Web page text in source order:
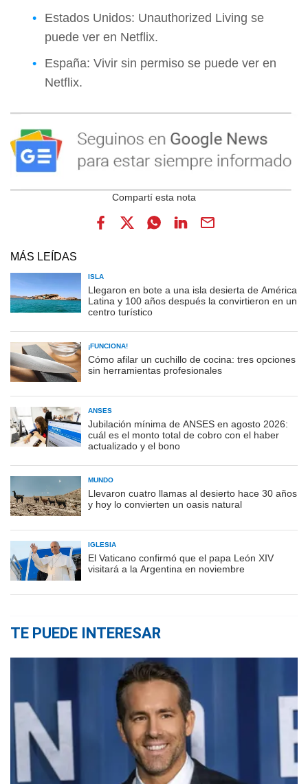
Estados Unidos: Unauthorized Living se
puede ver en Netflix.
España: Vivir sin permiso se puede ver en
Netflix.
MÁS LEÍDAS
ISLA
Llegaron en bote a una isla desierta de América
Latina y 100 años después la convirtieron en un
centro turístico
¡FUNCIONA!
Cómo afilar un cuchillo de cocina: tres opciones
sin herramientas profesionales
ANSES
Jubilación mínima de ANSES en agosto 2026:
cuál es el monto total de cobro con el haber
actualizado y el bono
MUNDO
Llevaron cuatro llamas al desierto hace 30 años
y hoy lo convierten un oasis natural
IGLESIA
El Vaticano confirmó que el papa León XIV
visitará a la Argentina en noviembre
TE PUEDE INTERESAR